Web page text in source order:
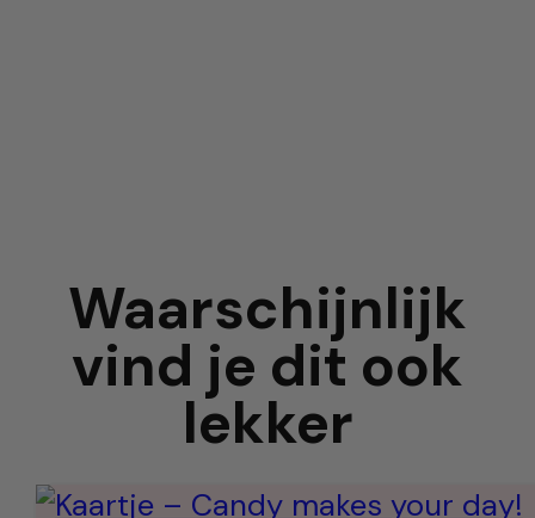
Waarschijnlijk
vind je dit ook
lekker